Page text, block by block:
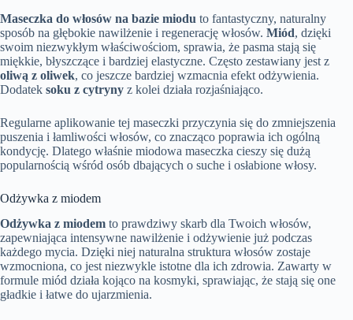
Maseczka do włosów na bazie miodu to fantastyczny, naturalny
sposób na głębokie nawilżenie i regenerację włosów. Miód, dzięki
swoim niezwykłym właściwościom, sprawia, że pasma stają się
miękkie, błyszczące i bardziej elastyczne. Często zestawiany jest z
oliwą z oliwek, co jeszcze bardziej wzmacnia efekt odżywienia.
Dodatek soku z cytryny z kolei działa rozjaśniająco.
Regularne aplikowanie tej maseczki przyczynia się do zmniejszenia
puszenia i łamliwości włosów, co znacząco poprawia ich ogólną
kondycję. Dlatego właśnie miodowa maseczka cieszy się dużą
popularnością wśród osób dbających o suche i osłabione włosy.
Odżywka z miodem
Odżywka z miodem to prawdziwy skarb dla Twoich włosów,
zapewniająca intensywne nawilżenie i odżywienie już podczas
każdego mycia. Dzięki niej naturalna struktura włosów zostaje
wzmocniona, co jest niezwykle istotne dla ich zdrowia. Zawarty w
formule miód działa kojąco na kosmyki, sprawiając, że stają się one
gładkie i łatwe do ujarzmienia.